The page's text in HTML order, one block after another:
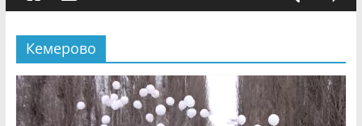
Кирсановой
мероприятии «Сохраним
первоцветы!»
Кемерово